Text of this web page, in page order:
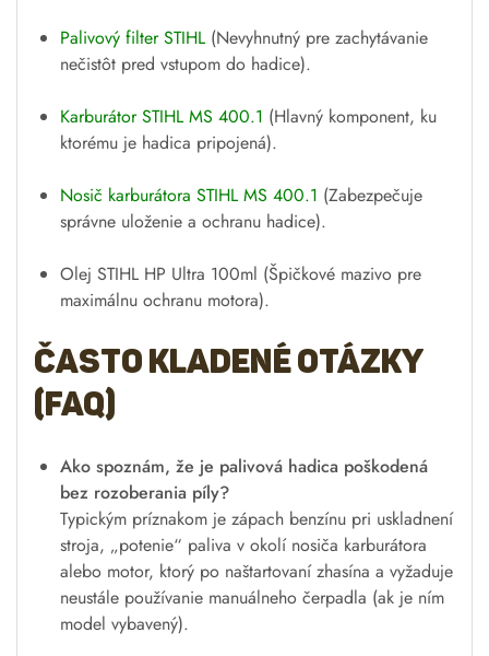
Palivový filter STIHL (Nevyhnutný pre zachytávanie
nečistôt pred vstupom do hadice).
Karburátor STIHL MS 400.1 (Hlavný komponent, ku
ktorému je hadica pripojená).
Nosič karburátora STIHL MS 400.1 (Zabezpečuje
správne uloženie a ochranu hadice).
Olej STIHL HP Ultra 100ml (Špičkové mazivo pre
maximálnu ochranu motora).
Často kladené otázky
(FAQ)
Ako spoznám, že je palivová hadica poškodená
bez rozoberania píly?
Typickým príznakom je zápach benzínu pri uskladnení
stroja, „potenie“ paliva v okolí nosiča karburátora
alebo motor, ktorý po naštartovaní zhasína a vyžaduje
neustále používanie manuálneho čerpadla (ak je ním
model vybavený).